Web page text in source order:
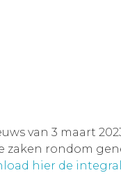
van 3 maart
zaken rondom
hier de